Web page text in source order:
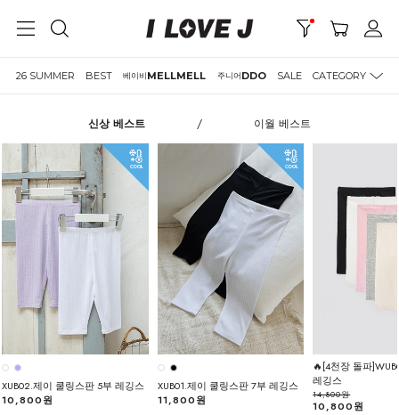
26 SUMMER BEST 베이비MELLMELL 주니어DDO SALE CATEGORY
신상 베스트 / 이월 베스트
XUB02.제이 쿨링스판 5부 레깅스
10,800원
XUB01.제이 쿨링스판 7부 레깅스
11,800원
🔥[4천장 돌파
레깅스
14,800원
10,800원